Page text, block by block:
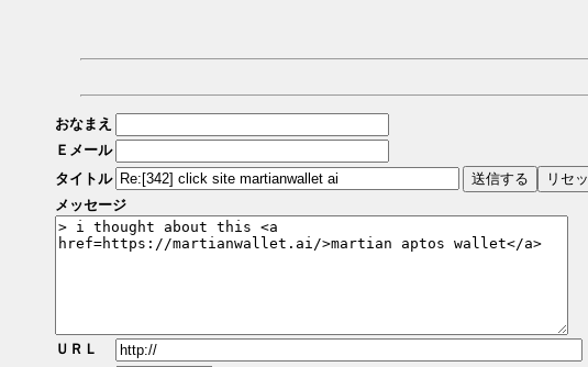
おなまえ
Ｅメール
タイトル
メッセージ
ＵＲＬ